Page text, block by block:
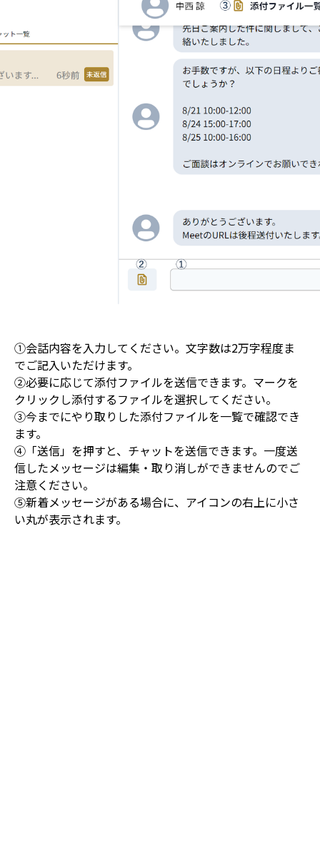
①会話内容を入力してください。文字数は2万字程度ま
でご記入いただけます。
②必要に応じて添付ファイルを送信できます。マークを
クリックし添付するファイルを選択してください。
③今までにやり取りした添付ファイルを一覧で確認でき
ます。
④「送信」を押すと、チャットを送信できます。一度送
信したメッセージは編集・取り消しができませんのでご
注意ください。
⑤新着メッセージがある場合に、アイコンの右上に小さ
い丸が表示されます。